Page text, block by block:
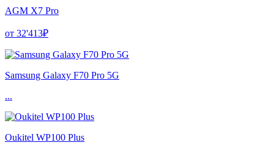
AGM X7 Pro
от 32'413₽
Samsung Galaxy F70 Pro 5G
...
Oukitel WP100 Plus